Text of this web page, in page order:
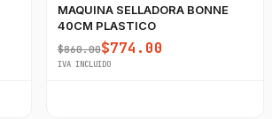
MAQUINA SELLADORA BONNE
40CM PLASTICO
$860.00$774.00
IVA INCLUIDO